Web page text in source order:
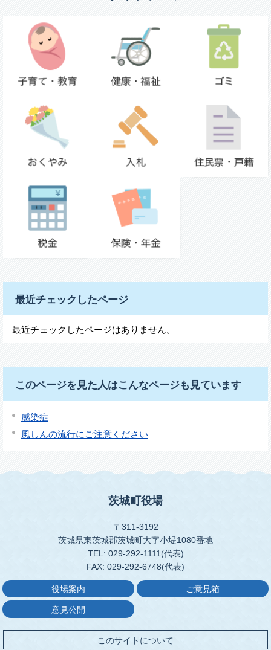
最近チェックしたページ
最近チェックしたページはありません。
このページを見た人はこんなページも見ています
感染症
風しんの流行にご注意ください
茨城町役場
〒311-3192
茨城県東茨城郡茨城町大字小堤1080番地
TEL: 029-292-1111(代表)
FAX: 029-292-6748(代表)
役場案内 ご意見箱
意見公開
このサイトについて